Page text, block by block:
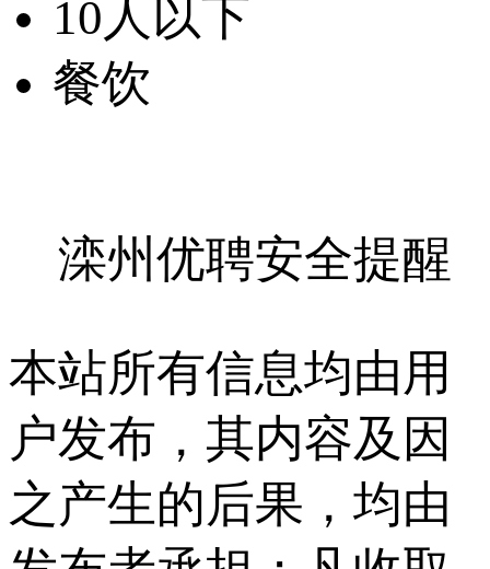
10人以下
餐饮
滦州优聘安全提醒
本站所有信息均由用
户发布，其内容及因
之产生的后果，均由